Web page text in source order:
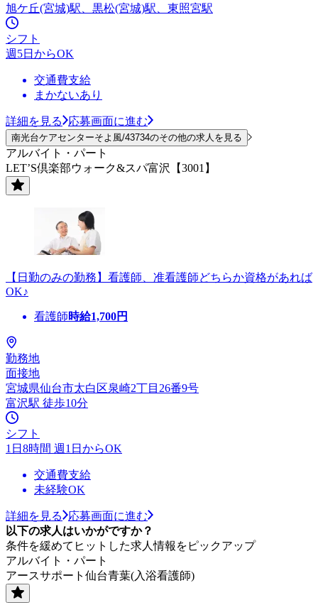
旭ケ丘(宮城)駅、黒松(宮城)駅、東照宮駅
シフト
週5日からOK
交通費支給
まかないあり
詳細を見る 応募画面に進む
南光台ケアセンターそよ風/43734のその他の求人を見る
アルバイト・パート
LET’S倶楽部ウォーク&スパ富沢【3001】
【日勤のみの勤務】看護師、准看護師どちらか資格があれば
OK♪
看護師時給1,700円
勤務地
面接地
宮城県仙台市太白区泉崎2丁目26番9号
富沢駅 徒歩10分
シフト
1日8時間 週1日からOK
交通費支給
未経験OK
詳細を見る
応募画面に進む
以下の求人はいかがですか？
条件を緩めてヒットした求人情報をピックアップ
アルバイト・パート
アースサポート仙台青葉(入浴看護師)